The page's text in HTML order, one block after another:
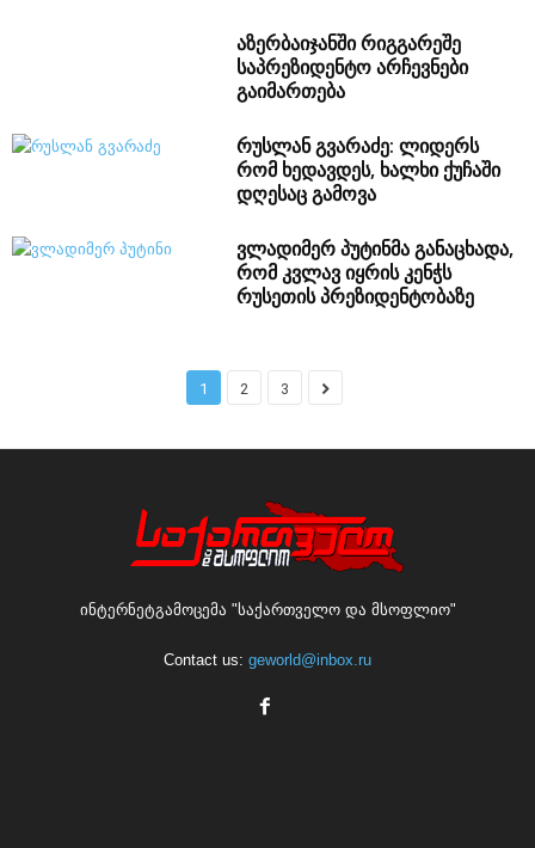
აზერბაიჯანში რიგგარეშე
საპრეზიდენტო არჩევნები
გაიმართება
რუსლან გვარაძე: ლიდერს
რომ ხედავდეს, ხალხი ქუჩაში
დღესაც გამოვა
ვლადიმერ პუტინმა განაცხადა,
რომ კვლავ იყრის კენჭს
რუსეთის პრეზიდენტობაზე
1 2 3
ინტერნეტგამოცემა "საქართველო და მსოფლიო"
Contact us: geworld@inbox.ru